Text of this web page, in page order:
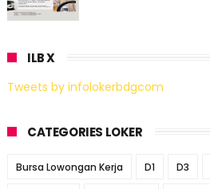
ILB X
Tweets by infolokerbdgcom
CATEGORIES LOKER
Bursa Lowongan Kerja D1 D3